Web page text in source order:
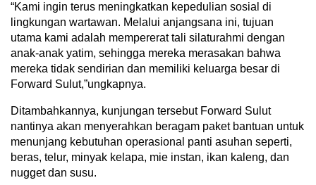
“Kami ingin terus meningkatkan kepedulian sosial di
lingkungan wartawan. Melalui anjangsana ini, tujuan
utama kami adalah mempererat tali silaturahmi dengan
anak-anak yatim, sehingga mereka merasakan bahwa
mereka tidak sendirian dan memiliki keluarga besar di
Forward Sulut,”ungkapnya.
Ditambahkannya, kunjungan tersebut Forward Sulut
nantinya akan menyerahkan beragam paket bantuan untuk
menunjang kebutuhan operasional panti asuhan seperti,
beras, telur, minyak kelapa, mie instan, ikan kaleng, dan
nugget dan susu.